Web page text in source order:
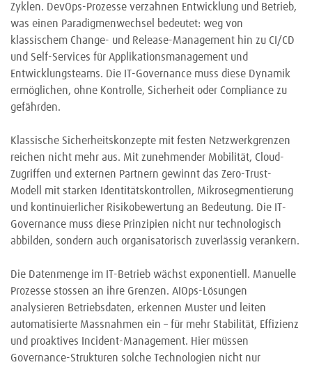
Zyklen. DevOps-Prozesse verzahnen Entwicklung und Betrieb,
was einen Paradigmenwechsel bedeutet: weg von
klassischem Change- und Release-Management hin zu CI/CD
und Self-Services für Applikationsmanagement und
Entwicklungsteams. Die IT-Governance muss diese Dynamik
ermöglichen, ohne Kontrolle, Sicherheit oder Compliance zu
gefährden.
Klassische Sicherheitskonzepte mit festen Netzwerkgrenzen
reichen nicht mehr aus. Mit zunehmender Mobilität, Cloud-
Zugriffen und externen Partnern gewinnt das Zero-Trust-
Modell mit starken Identitätskontrollen, Mikrosegmentierung
und kontinuierlicher Risikobewertung an Bedeutung. Die IT-
Governance muss diese Prinzipien nicht nur technologisch
abbilden, sondern auch organisatorisch zuverlässig verankern.
Die Datenmenge im IT-Betrieb wächst exponentiell. Manuelle
Prozesse stossen an ihre Grenzen. AIOps-Lösungen
analysieren Betriebsdaten, erkennen Muster und leiten
automatisierte Massnahmen ein – für mehr Stabilität, Effizienz
und proaktives Incident-Management. Hier müssen
Governance-Strukturen solche Technologien nicht nur